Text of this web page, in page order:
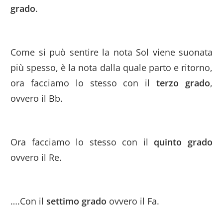
grado.
Come si può sentire la nota Sol viene suonata
più spesso, è la nota dalla quale parto e ritorno,
ora facciamo lo stesso con ilterzo grado,
ovvero il Bb.
Ora facciamo lo stesso con il quinto grado
ovvero il Re.
….Con il settimo grado ovvero il Fa.